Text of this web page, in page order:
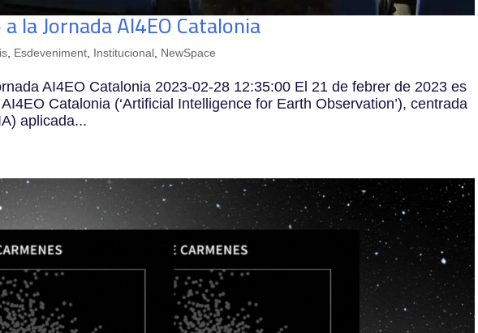
la Jornada AI4EO Catalonia
Esdeveniment Institucional NewSpace
AI4EO Catalonia 2023-02-28 12:35:00 El 21 de febrer de 2023 es
Catalonia (‘Artificial Intelligence for Earth Observation’), centrada
aplicada...